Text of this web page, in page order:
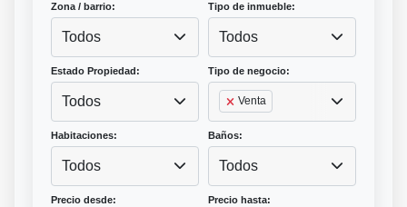
Zona / barrio:
Todos
Tipo de inmueble:
Todos
Estado Propiedad:
Todos
Tipo de negocio:
Venta
Habitaciones:
Todos
Baños:
Todos
Precio desde: Precio hasta: